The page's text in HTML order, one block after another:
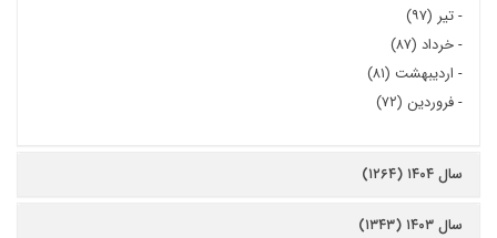
-تیر (۹۷)
-خرداد (۸۷)
- اردیبهشت (۸۱)
-فروردین (۷۲)
سال ۱۴۰۴ (۱۲۶۴)
سال ۱۴۰۳ (۱۳۴۳)